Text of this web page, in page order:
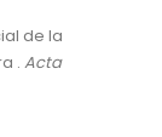
de la
. Acta